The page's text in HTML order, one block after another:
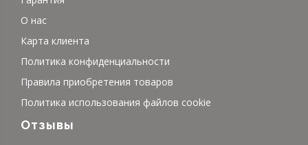
О нас
Карта клиента
Политика конфиденциальности
Правила приобретения товаров
Политика использования файлов cookie
Отзывы